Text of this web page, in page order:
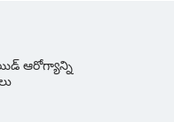
ఆరోగ్యాన్ని